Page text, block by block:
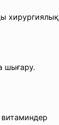
хирургиялық
шығару.